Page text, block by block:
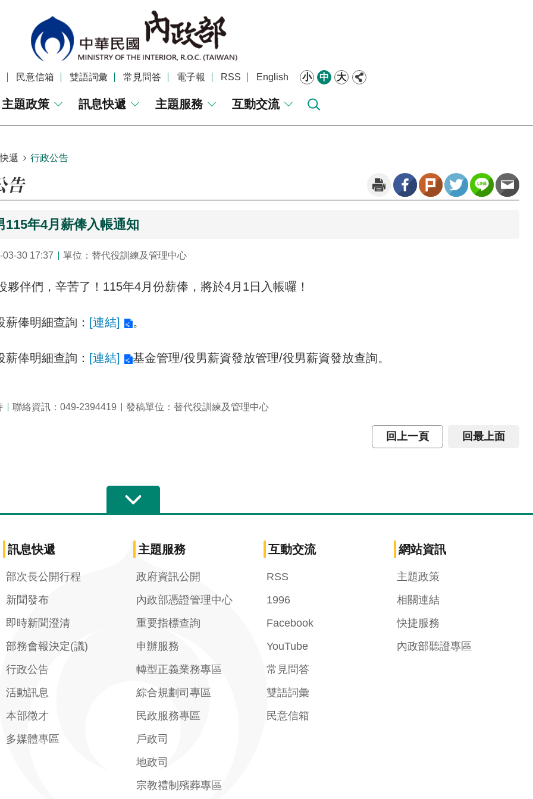
民意信箱 雙語詞彙 常見問答 電子報 RSS English 小 中 大
主題政策 訊息快遞 主題服務 互動交流
遞 行政公告
告
115年4月薪俸入帳通知
30 17:37 單位：替代役訓練及管理中心
夥伴們，辛苦了！115年4月份薪俸，將於4月1日入帳囉！
薪俸明細查詢： [連結] 。
薪俸明細查詢： [連結] 基金管理/役男薪資發放管理/役男薪資發放查詢。
聯絡資訊：049-2394419 發稿單位：替代役訓練及管理中心
回上一頁 回最上面
訊息快遞
部次長公開行程
新聞發布
即時新聞澄清
部務會報決定(議)
行政公告
活動訊息
本部徵才
多媒體專區
主題服務
政府資訊公開
內政部憑證管理中心
重要指標查詢
申辦服務
轉型正義業務專區
綜合規劃司專區
民政服務專區
戶政司
地政司
宗教禮制殯葬專區
互動交流
RSS
1996
Facebook
YouTube
常見問答
雙語詞彙
民意信箱
網站資訊
主題政策
相關連結
快捷服務
內政部聽證專區